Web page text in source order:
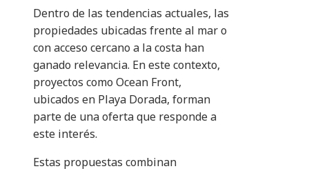
Dentro de las tendencias actuales, las
propiedades ubicadas frente al mar o
con acceso cercano a la costa han
ganado relevancia. En este contexto,
proyectos como Ocean Front,
ubicados en Playa Dorada, forman
parte de una oferta que responde a
este interés.
Estas propuestas combinan